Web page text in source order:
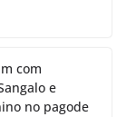
com
e
no pagode